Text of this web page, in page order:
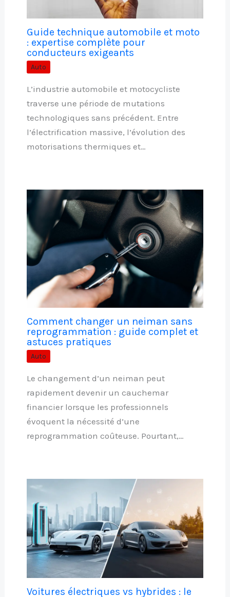
Guide technique automobile et moto
: expertise complète pour
conducteurs exigeants
Auto
L’industrie automobile et motocycliste
traverse une période de mutations
technologiques sans précédent. Entre
l’électrification massive, l’évolution des
motorisations thermiques et…
Comment changer un neiman sans
reprogrammation : guide complet et
astuces pratiques
Auto
Le changement d’un neiman peut
rapidement devenir un cauchemar
financier lorsque les professionnels
évoquent la nécessité d’une
reprogrammation coûteuse. Pourtant,…
Voitures électriques vs hybrides : le